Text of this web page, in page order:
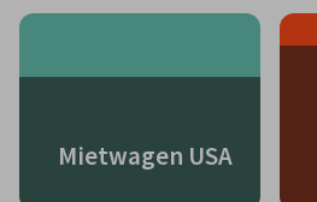
Mietwagen USA